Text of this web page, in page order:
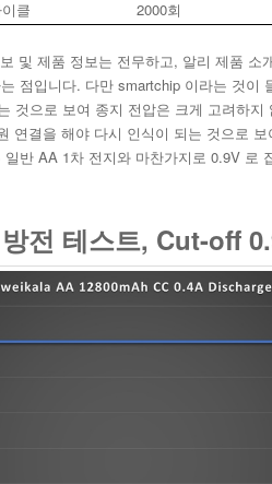
클
2000회
및 제품 정보는 전무하고, 알리 제품 소
점입니다. 다만 smartchip 이라는 것이
것으로 보여 종지 전압은 크게 고려하
연결을 해야 다시 인식이 되는 것으로
반 AA 1차 전지와 마찬가지로 0.9V 로
전 테스트, Cut-off